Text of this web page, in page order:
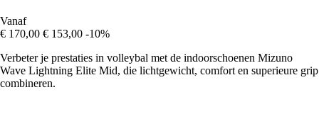
Vanaf
€ 170,00 € 153,00 -10%
Verbeter je prestaties in volleybal met de indoorschoenen Mizuno
Wave Lightning Elite Mid, die lichtgewicht, comfort en superieure grip
combineren.